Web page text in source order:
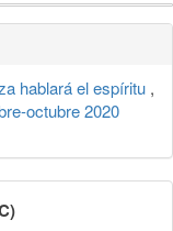
hablará el espíritu ,
octubre 2020